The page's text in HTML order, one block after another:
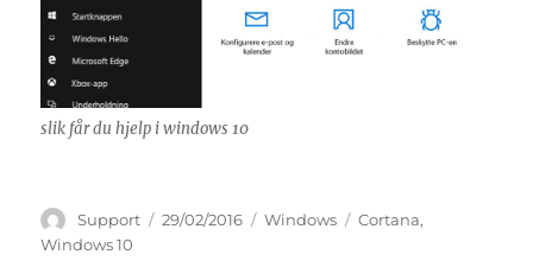
slik får du hjelp i windows 10
Forfatter
Support Publisert
29/02/2016 Kategorier
Windows Stikkord
Cortana,
Windows 10